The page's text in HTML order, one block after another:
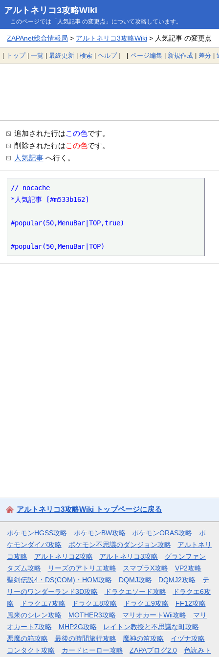
アルトネリコ3攻略Wiki
このページでは「人気記事 の変更点」について攻略しています。
ZAPAnet総合情報局 > アルトネリコ3攻略Wiki> 人気記事 の変更点
[ トップ| 一覧 | 最終更新 | 検索 | ヘルプ] [ ページ編集 | 新規作成 | 差分 |
追加された行はこの色です。
削除された行はこの色です。
人気記事へ行く。
// nocache
*人気記事 [#m533b162]
#popular(50,MenuBar|TOP,true)
#popular(50,MenuBar|TOP)
アルトネリコ3攻略Wiki トップページに戻る
ポケモンHGSS攻略 ポケモンBW攻略 ポケモンORAS攻略
ポ
ケモンダイパ攻略
ポケモン不思議のダンジョン攻略
アルトネリ
コ攻略
アルトネリコ2攻略 アルトネリコ3攻略
グランファン
タズム攻略
リーズのアトリエ攻略 スマブラX攻略
VP2攻略
聖剣伝説4・DS(COM)・HOM攻略
DQMJ攻略 DQMJ2攻略
テ
リーのワンダーランド3D攻略
ドラクエソード攻略
ドラクエ6攻
略
ドラクエ7攻略 ドラクエ8攻略 ドラクエ9攻略
FF12攻略
風来のシレン攻略
MOTHER3攻略 マリオカートWii攻略
マリ
オカート7攻略
MHP2G攻略
レイトン教授と不思議な町攻略
悪魔の箱攻略
最後の時間旅行攻略 魔神の笛攻略
イヅナ攻略
コンタクト攻略
カードヒーロー攻略 ZAPAブログ2.0 色読みト